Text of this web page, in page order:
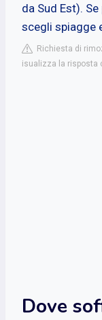
da Sud Est).
scegli spiagge
Richiesta di
isualizza la risposta
Dove